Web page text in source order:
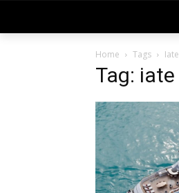
Home Tags Iate
Tag: iate